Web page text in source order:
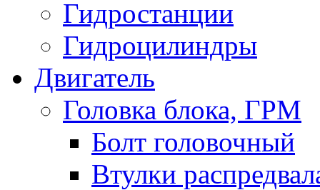
Гидростанции
Гидроцилиндры
Двигатель
Головка блока, ГРМ
Болт головочный
Втулки